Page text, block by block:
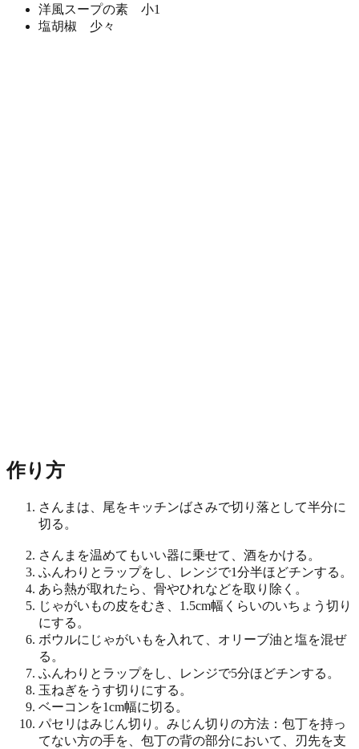
洋風スープの素 小1
塩胡椒 少々
作り方
さんまは、尾をキッチンばさみで切り落として半分に
切る。
さんまを温めてもいい器に乗せて、酒をかける。
ふんわりとラップをし、レンジで1分半ほどチンする。
あら熱が取れたら、骨やひれなどを取り除く。
じゃがいもの皮をむき、1.5cm幅くらいのいちょう切り
にする。
ボウルにじゃがいもを入れて、オリーブ油と塩を混ぜ
る。
ふんわりとラップをし、レンジで5分ほどチンする。
玉ねぎをうす切りにする。
ベーコンを1cm幅に切る。
パセリはみじん切り。みじん切りの方法：包丁を持っ
てない方の手を、包丁の背の部分において、刃先を支